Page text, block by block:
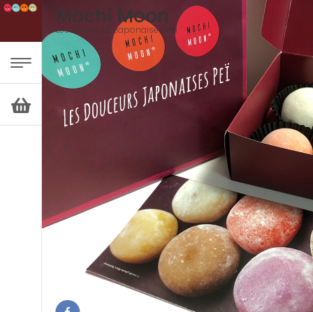
Mochi Moon
Les Douceurs Japonaises Peï